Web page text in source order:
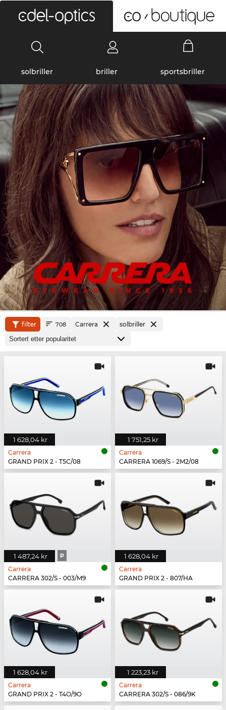
solbriller briller sportsbriller
filter 708 Carrera solbriller
1 628,04 kr
Carrera
GRAND PRIX 2 - T5C/08
1 751,25 kr
Carrera
CARRERA 1069/S - 2M2/08
1 487,24 kr P
Carrera
CARRERA 302/S - 003/M9
1 628,04 kr
Carrera
GRAND PRIX 2 - 807/HA
1 628,04 kr
Carrera
GRAND PRIX 2 - T4O/9O
1 223,23 kr
Carrera
CARRERA 302/S - 086/9K